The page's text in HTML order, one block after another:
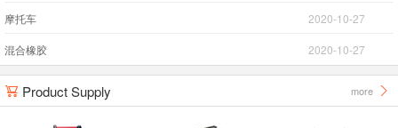
摩托车 2020-10-27
混合橡胶 2020-10-27
 Product Supply more 